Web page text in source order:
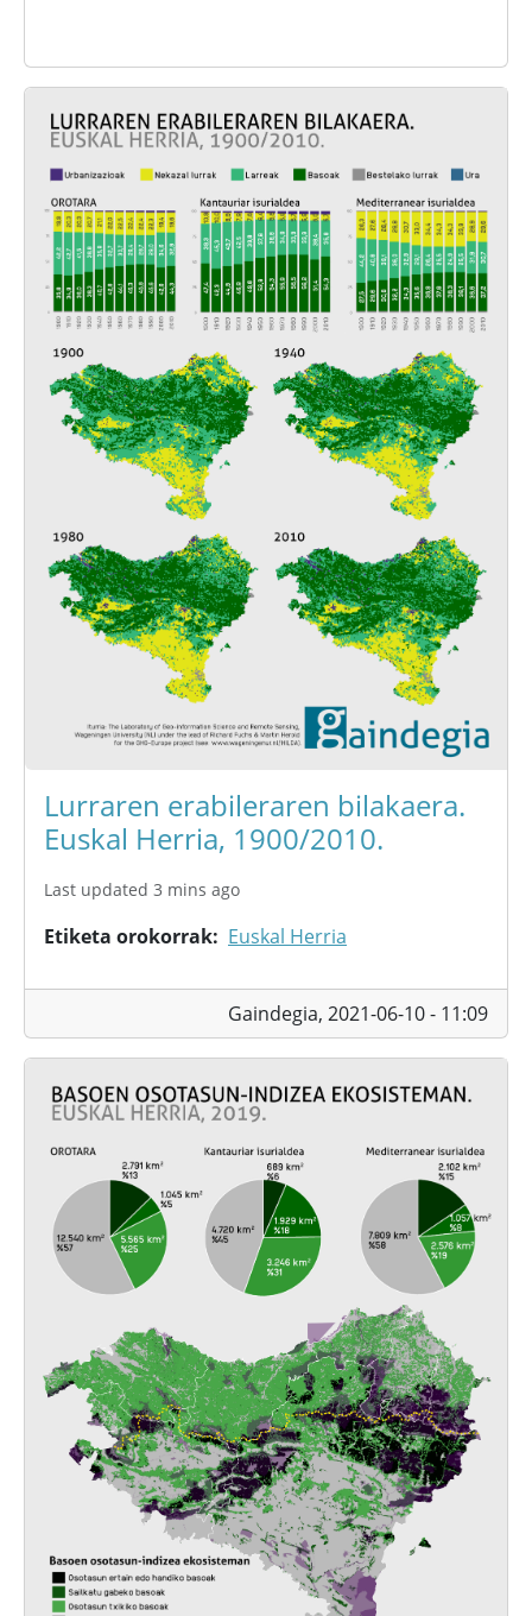
Lurraren erabileraren bilakaera.
Euskal Herria, 1900/2010.
Last updated 3 mins ago
Etiketa orokorrak Euskal Herria
Gaindegia, 2021-06-10 - 11:09